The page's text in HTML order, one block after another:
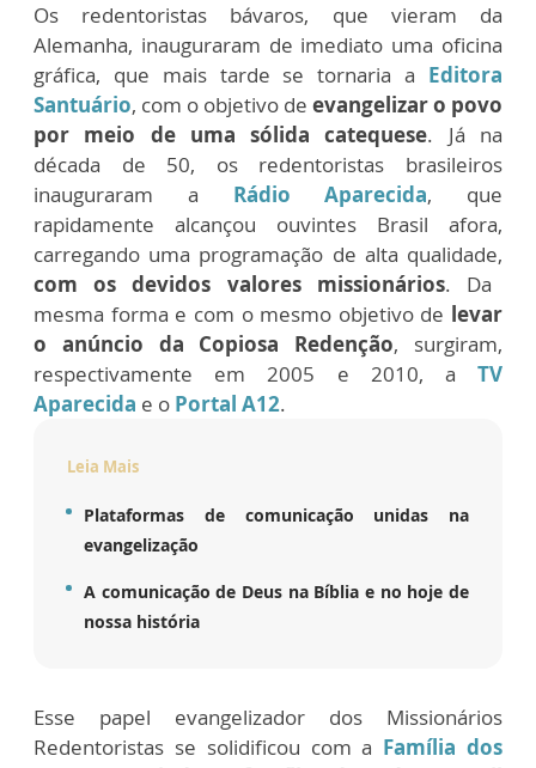
Os redentoristas bávaros, que vieram da
Alemanha, inauguraram de imediato uma oficina
gráfica, que mais tarde se tornaria a Editora
Santuário, com o objetivo de evangelizar o povo
por meio de uma sólida catequese. Já na
década de 50, os redentoristas brasileiros
inauguraram a Rádio Aparecida, que
rapidamente alcançou ouvintes Brasil afora,
carregando uma programação de alta qualidade,
com os devidos valores missionários. Da
mesma forma e com o mesmo objetivo de levar
o anúncio da Copiosa Redenção, surgiram,
respectivamente em 2005 e 2010, a TV
Aparecida e o Portal A12.
Leia Mais
Plataformas de comunicação unidas na
evangelização
A comunicação de Deus na Bíblia e no hoje de
nossa história
Esse papel evangelizador dos Missionários
Redentoristas se solidificou com a Família dos